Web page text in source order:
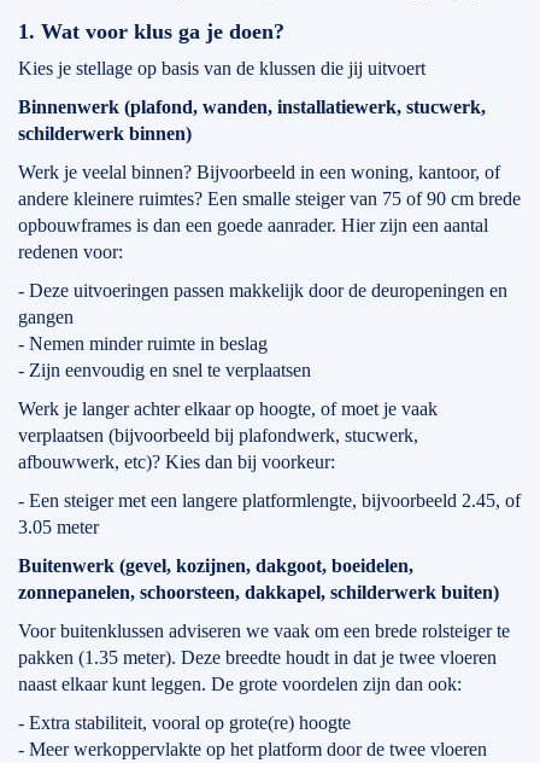
1. Wat voor klus ga je doen?
Kies je stellage op basis van de klussen die jij uitvoert
Binnenwerk (plafond, wanden, installatiewerk, stucwerk,
schilderwerk binnen)
Werk je veelal binnen? Bijvoorbeeld in een woning, kantoor, of
andere kleinere ruimtes? Een smalle steiger van 75 of 90 cm brede
opbouwframes is dan een goede aanrader. Hier zijn een aantal
redenen voor:
- Deze uitvoeringen passen makkelijk door de deuropeningen en
gangen
- Nemen minder ruimte in beslag
- Zijn eenvoudig en snel te verplaatsen
Werk je langer achter elkaar op hoogte, of moet je vaak
verplaatsen (bijvoorbeeld bij plafondwerk, stucwerk,
afbouwwerk, etc)? Kies dan bij voorkeur:
- Een steiger met een langere platformlengte, bijvoorbeeld 2.45, of
3.05 meter
Buitenwerk (gevel, kozijnen, dakgoot, boeidelen,
zonnepanelen, schoorsteen, dakkapel, schilderwerk buiten)
Voor buitenklussen adviseren we vaak om een brede rolsteiger te
pakken (1.35 meter). Deze breedte houdt in dat je twee vloeren
naast elkaar kunt leggen. De grote voordelen zijn dan ook:
- Extra stabiliteit, vooral op grote(re) hoogte
- Meer werkoppervlakte op het platform door de twee vloeren